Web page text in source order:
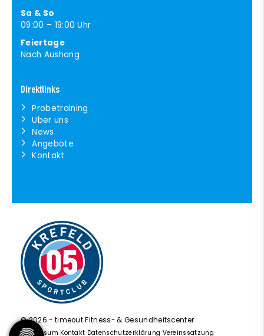
Sa & So
09:00 – 19:00 Uhr
Feiertage
Nach Aushang
Direktlinks
Probetraining
Über uns
News
Angebote
Kontakt
© 2026 - timeout Fitness- & Gesundheitscenter
Impressum Kontakt Datenschutzerklärung Vereinssatzung